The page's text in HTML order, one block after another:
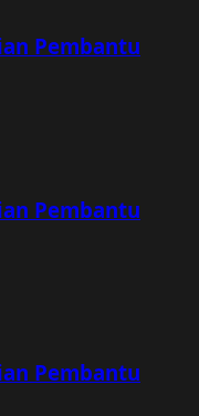
Pembantu
Pembantu
Pembantu